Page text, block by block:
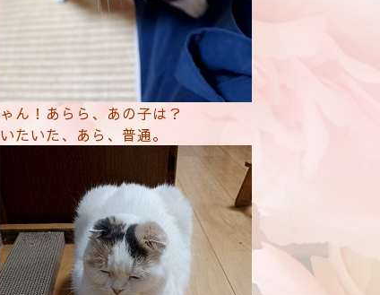
ゃん！あらら、あの子は？
いたいた、あら、普通。